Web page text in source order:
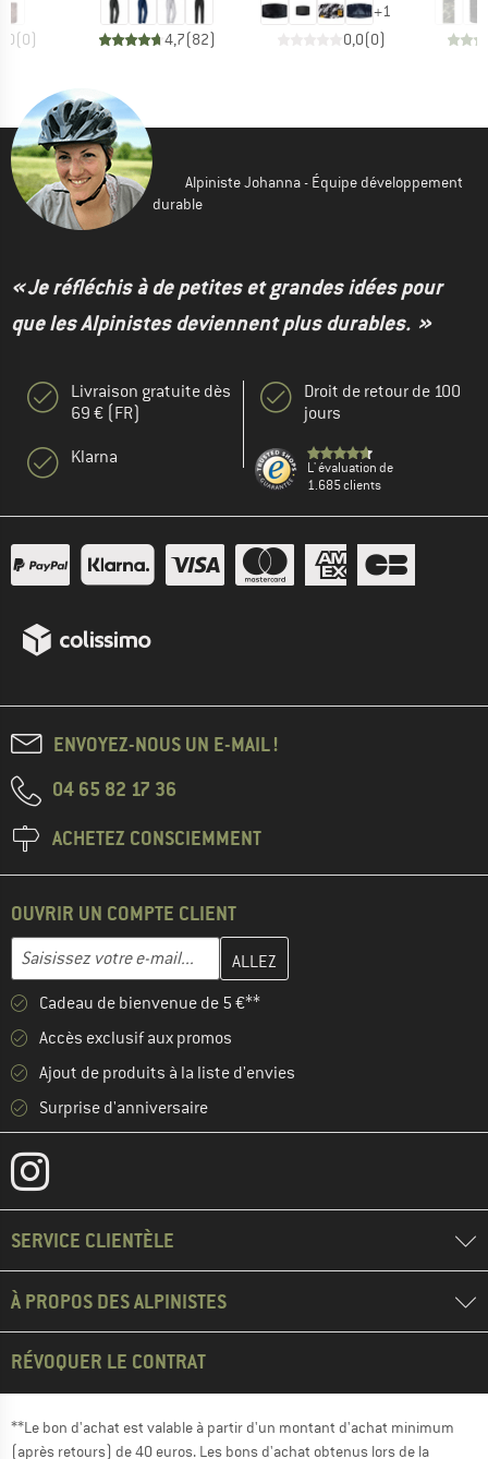
(0) 4,7(82)
+1
0,0(0)
Alpiniste Johanna - Équipe développement
durable
« Je réfléchis à de petites et grandes idées pour
que les Alpinistes deviennent plus durables. »
Livraison gratuite dès
69 € (FR)
Klarna
Droit de retour de 100
jours
L' évaluation de
1.685 clients
ENVOYEZ-NOUS UN E-MAIL !
04 65 82 17 36
ACHETEZ CONSCIEMMENT
OUVRIR UN COMPTE CLIENT
Adresse e-mail
Entrez votre adresse e-mail ici et créez votre compte client à la
Cadeau de bienvenue de 5 €**
Accès exclusif aux promos
Ajout de produits à la liste d'envies
Surprise d'anniversaire
SERVICE CLIENTÈLE
À PROPOS DES ALPINISTES
RÉVOQUER LE CONTRAT
**Le bon d'achat est valable à partir d'un montant d'achat minimum
(après retours) de 40 euros. Les bons d'achat obtenus lors de la